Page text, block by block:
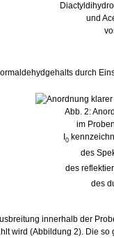
und
durch
Abb. 2:
im
0
des
des
des
innerhalb der
wird (Abbildung 2). Die so